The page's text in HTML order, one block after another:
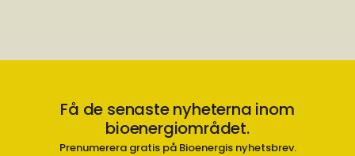
Få de senaste nyheterna inom
bioenergiområdet.
Prenumerera gratis på Bioenergis nyhetsbrev.